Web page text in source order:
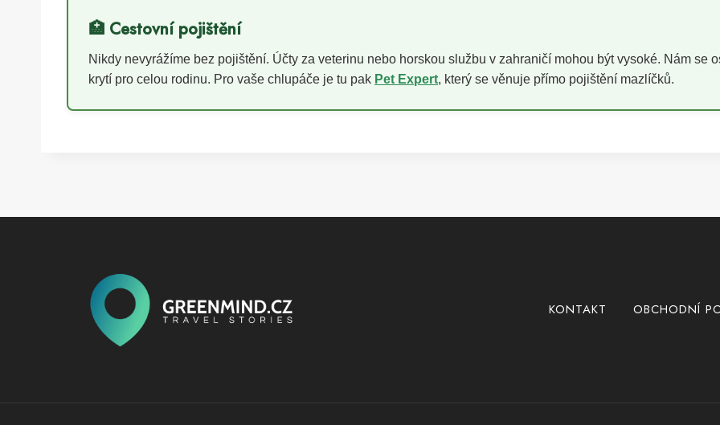
🏥 Cestovní pojištění
Nikdy nevyrážíme bez pojištění. Účty za veterinu nebo horskou službu v zahraničí mohou být vysoké. Nám se
krytí pro celou rodinu. Pro vaše chlupáče je tu pak Pet Expert, který se věnuje přímo pojištění mazlíčků.
KONTAKT OBCHODNÍ